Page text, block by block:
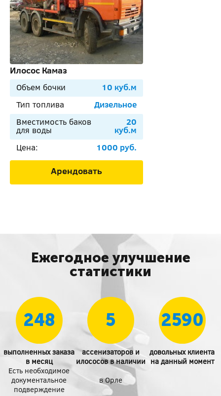
Илосос Камаз
Объем бочки
10 куб.м
Тип топлива
Дизельное
Вместимость баков
для воды
20
куб.м
Цена:
1000 руб.
Арендовать
Ежегодное улучшение
статистики
248
выполненных заказа
в месяц
Есть необходимое
документальное
подверждение
5
ассенизаторов и
илососов в наличии
в Орле
2590
довольных клиента
на данный момент